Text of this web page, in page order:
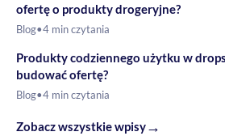
ofertę o produkty drogeryjne?
Blog•4 min czytania
Produkty codziennego użytku w
budować ofertę?
Blog•4 min czytania
Zobacz wszystkie wpisy→